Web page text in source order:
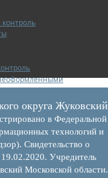
имущества г.о.
заседатели
округа Жуковский
в Федеральной
технологий и
Свидетельство о
Учредитель
Московской области.